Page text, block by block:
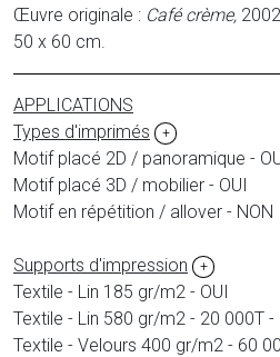
Œuvre originale : Café crème,
50 x 60 cm.
APPLICATIONS
Types d'imprimés
+
Motif placé 2D / panoramique -
Motif placé 3D / mobilier - OUI
Motif en répétition / allover - NON
Supports d'impression +
Textile - Lin 185 gr/m2 - OUI
Textile - Lin 580 gr/m2 - 20 000T -
Textile - Velours 400 gr/m2 - 60